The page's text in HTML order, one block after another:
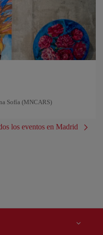
Sofía (MNCARS)
los eventos en Madrid